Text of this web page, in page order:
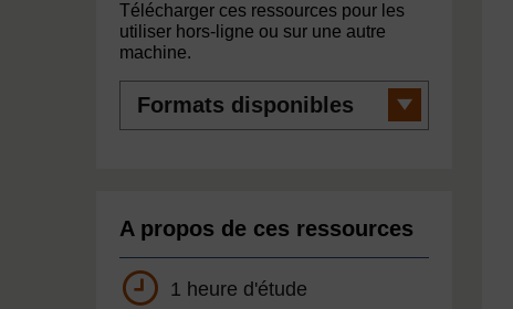
Télécharger ces ressources pour les
utiliser hors-ligne ou sur une autre
machine.
disponibles
A propos de ces ressources
1 heure d'étude